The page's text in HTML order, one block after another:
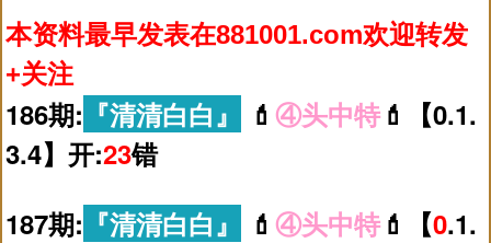
本资料最早发表在881001.com欢迎转发
+关注
186期: 『清清白白』 💄 ④头中特💄【0.1.
3.4】开:23错
187期: 『清清白白』 💄 ④头中特💄【0.1.